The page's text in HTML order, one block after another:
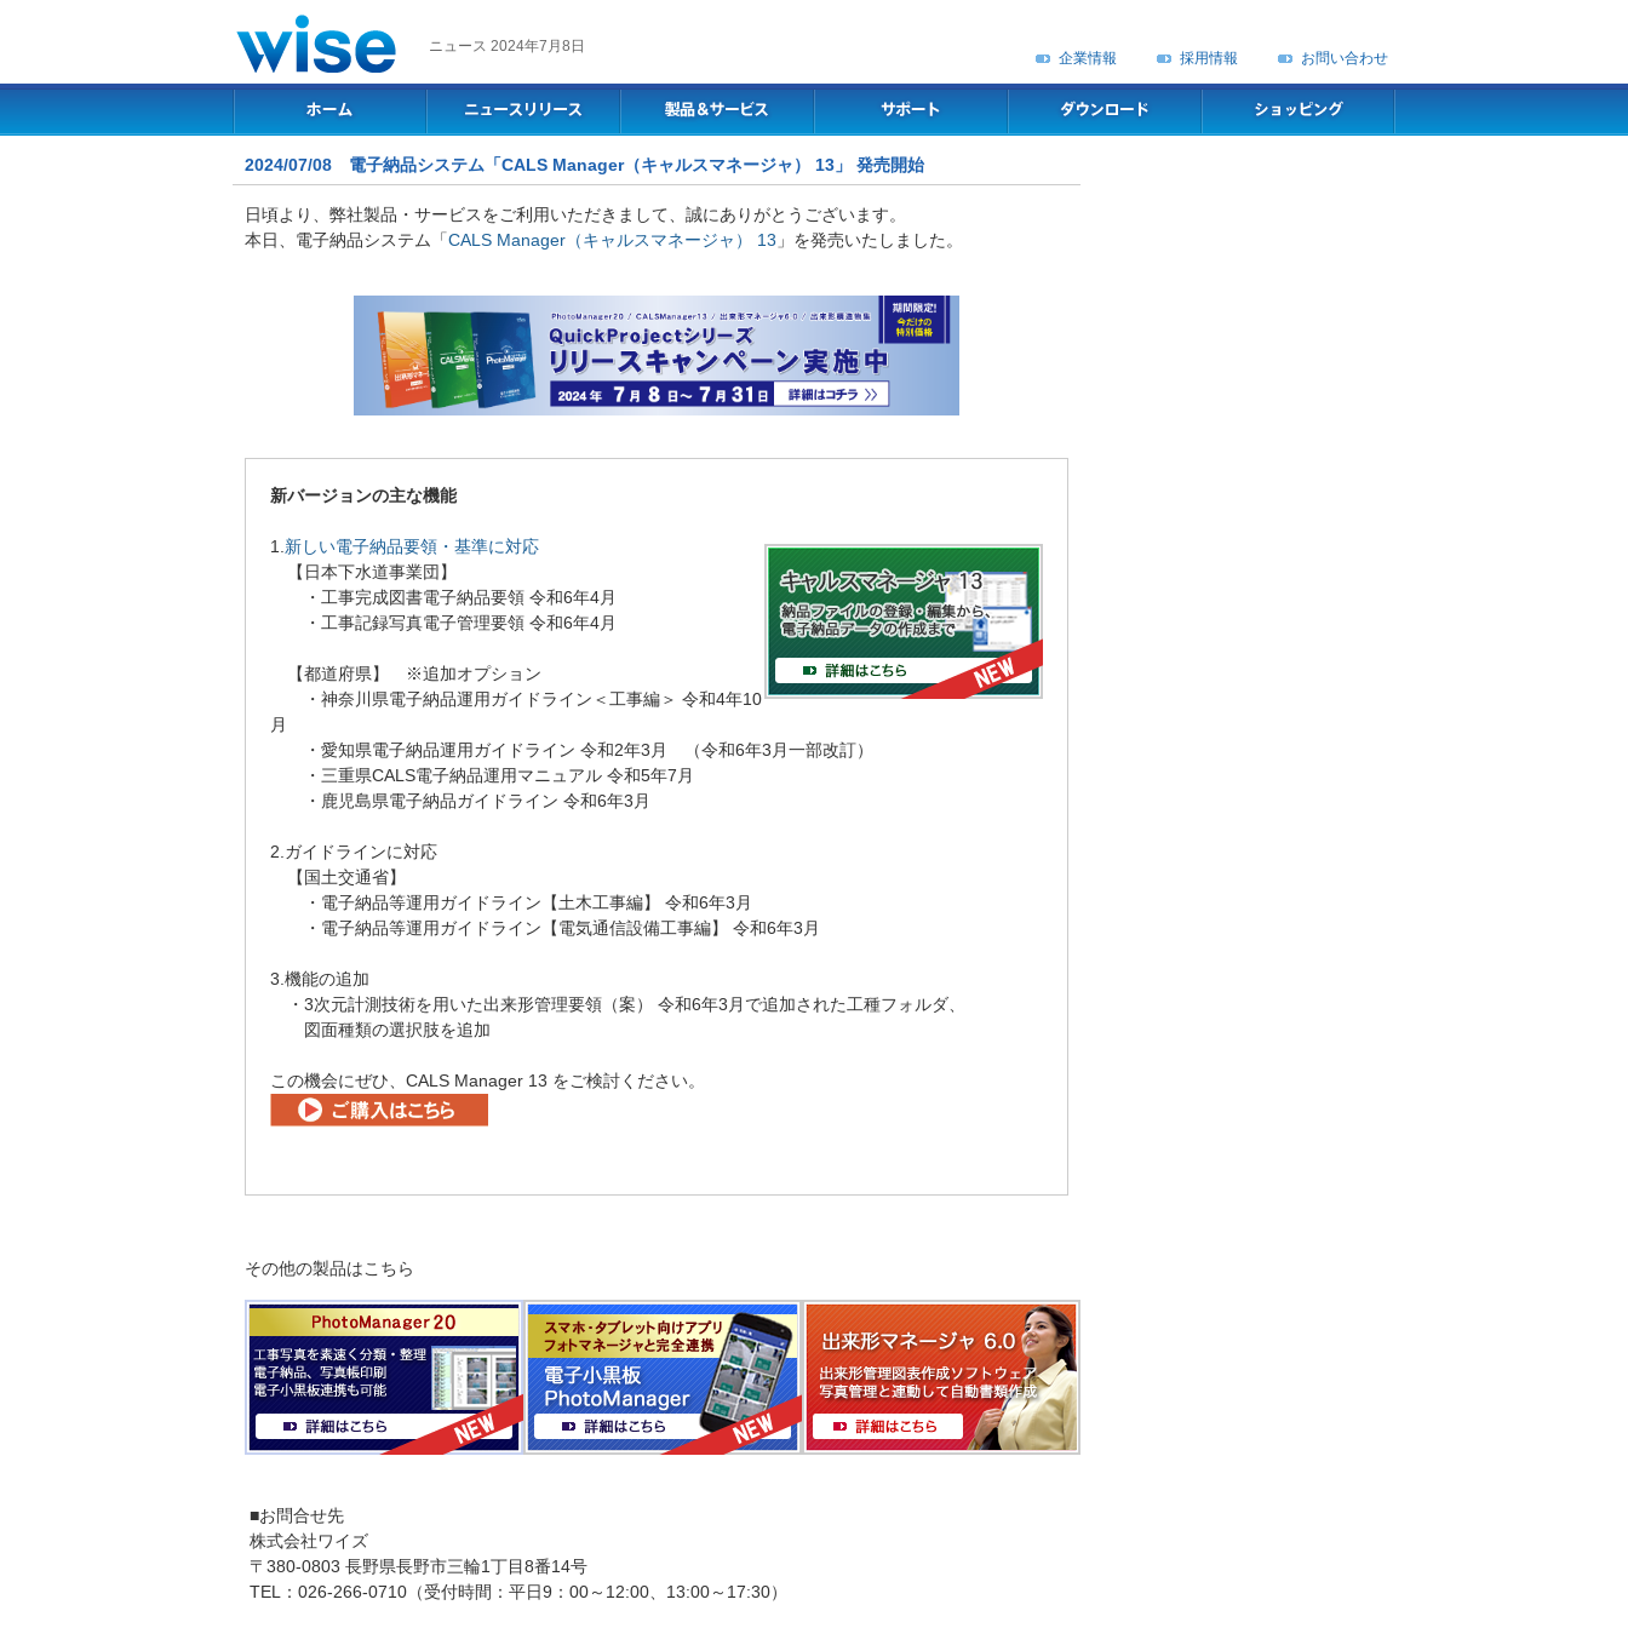
ニュース 2024年7月8日
企業情報 採用情報 お問い合わせ
2024/07/08 電子納品システム「CALS Manager（キャルスマネージャ） 13」 発売開始
日頃より、弊社製品・サービスをご利用いただきまして、誠にありがとうございます。
本日、電子納品システム「CALS Manager（キャルスマネージャ） 13 」を発売いたしました。
新バージョンの主な機能
1. 新しい電子納品要領・基準に対応
【日本下水道事業団】
・工事完成図書電子納品要領 令和6年4月
・工事記録写真電子管理要領 令和6年4月
【都道府県】 ※追加オプション
・神奈川県電子納品運用ガイドライン＜工事編＞ 令和4年10
月
・愛知県電子納品運用ガイドライン 令和2年3月 （令和6年3月一部改訂）
・三重県CALS電子納品運用マニュアル 令和5年7月
・鹿児島県電子納品ガイドライン 令和6年3月
2.ガイドラインに対応
【国土交通省】
・電子納品等運用ガイドライン【土木工事編】 令和6年3月
・電子納品等運用ガイドライン【電気通信設備工事編】 令和6年3月
3.機能の追加
・3次元計測技術を用いた出来形管理要領（案） 令和6年3月で追加された工種フォルダ、
図面種類の選択肢を追加
この機会にぜひ、CALS Manager 13 をご検討ください。
その他の製品はこちら
■お問合せ先
株式会社ワイズ
〒380-0803 長野県長野市三輪1丁目8番14号
TEL：026-266-0710（受付時間：平日9：00～12:00、13:00～17:30）